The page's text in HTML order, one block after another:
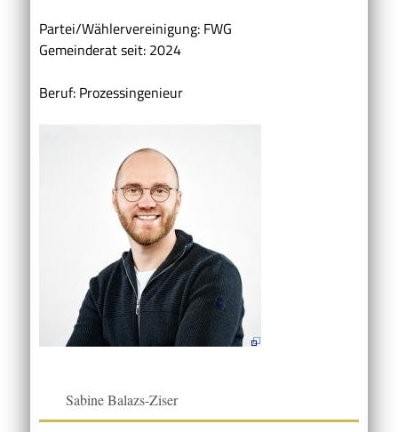
Partei/Wählervereinigung: FWG
Gemeinderat seit: 2024
Beruf: Prozessingenieur
Sabine Balazs-Ziser